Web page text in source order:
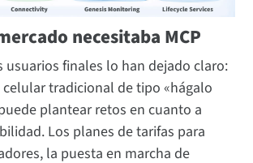
necesitaba MCP
usuarios finales lo han dejado claro:
tradicional de tipo «hágalo
plantear retos en cuanto a
Los planes de tarifas para
la puesta en marcha de